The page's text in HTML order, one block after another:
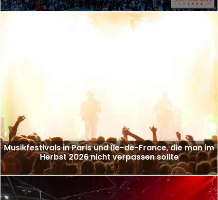
Musikfestivals in Paris und Île-de-France, die man im
Herbst 2026 nicht verpassen sollte